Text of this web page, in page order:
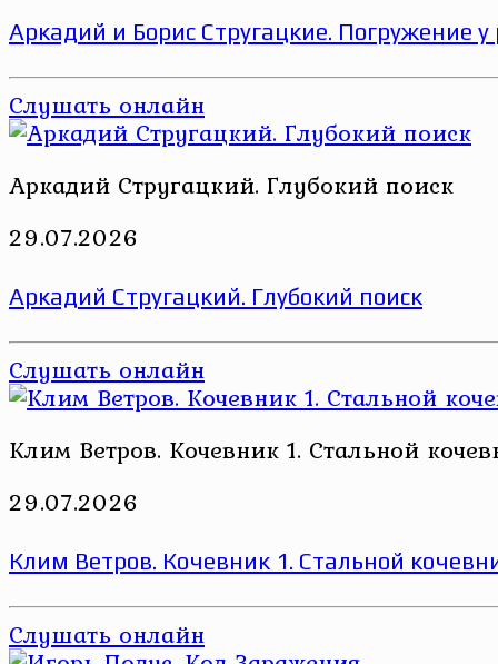
Аркадий и Борис Стругацкие. Погружение у
Слушать онлайн
Аркадий Стругацкий. Глубокий поиск
29.07.2026
Аркадий Стругацкий. Глубокий поиск
Слушать онлайн
Клим Ветров. Кочевник 1. Стальной
29.07.2026
Клим Ветров. Кочевник 1. Стальной
Слушать онлайн